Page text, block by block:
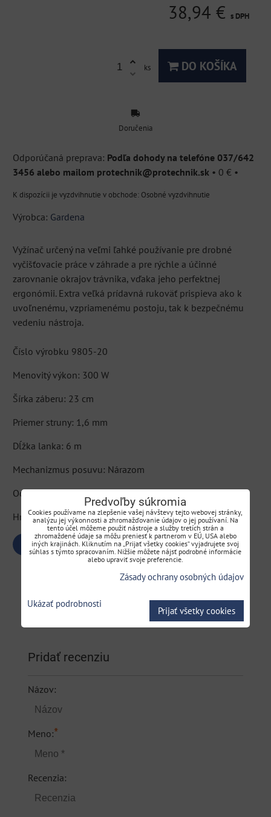
38,94 € s DPH
ks DO KOŠÍKA
Doručenia
Podľa dohody na telefóne 037/642
3456 alebo mailom protechnik@protechnik.sk • 0 € •
Osobné vyzdvihnutie
Výrobca: Gardena
Vyžínač určený na veľmi ľahké používanie pre drobné
vyčišťovacie práce v záhrade a pre rýchle a účinné
zarovnanie okrajov trávnika, vďaka jeho perfektnej
ergonómii. Extra veľká prídavná rukoväť prispieva ako k
uvoľnenému, vzpriamenému postoju, tak k bezpečnému
vedeniu nástroja.
Číslo výrobku 9805-20
Menovitý výkon: 300 W
Šírka záberu: 23 cm
Priemer struny: 1,6 mm
Dĺžka lanka: 6 m
Mechanizmus posuvu: Nárazom
Ochranný kryt pre vyžínanie okolo rastlín: Nie
Hmotnosť: 1,6 kg
FacebookTwitter BlueskyPinterestReddit LinkedInWhatsApp
E-
mail
Diskusia 0
Pridať recenziu
Názov:
Meno:*
Recenzia:
Predvoľby súkromia
Cookies používame na zlepšenie vašej návštevy tejto webovej stránky,
analýzu jej výkonnosti a zhromažďovanie údajov o jej používaní. Na
tento účel môžeme použiť nástroje a služby tretích strán a
zhromaždené údaje sa môžu preniesť k partnerom v EÚ, USA alebo
iných krajinách. Kliknutím na „Prijať všetky cookies“ vyjadrujete svoj
súhlas s týmto spracovaním. Nižšie môžete nájsť podrobné informácie
alebo upraviť svoje preferencie.
Zásady ochrany osobných údajov
Ukázať podrobnosti
Prijať všetky cookies